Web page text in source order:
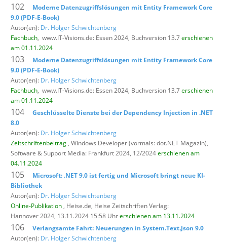
102
Moderne Datenzugriffslösungen mit Entity Framework Core
9.0 (PDF-E-Book)
Autor(en): Dr. Holger Schwichtenberg
Fachbuch, www.IT-Visions.de: Essen 2024, Buchversion 13.7erschienen
am 01.11.2024
103
Moderne Datenzugriffslösungen mit Entity Framework Core
9.0 (PDF-E-Book)
Autor(en): Dr. Holger Schwichtenberg
Fachbuch, www.IT-Visions.de: Essen 2024, Buchversion 13.7erschienen
am 01.11.2024
104
Geschlüsselte Dienste bei der Dependency Injection in .NET
8.0
Autor(en): Dr. Holger Schwichtenberg
Zeitschriftenbeitrag , Windows Developer (vormals: dot.NET Magazin),
Software & Support Media: Frankfurt 2024, 12/2024erschienen am
04.11.2024
105
Microsoft: .NET 9.0 ist fertig und Microsoft bringt neue KI-
Bibliothek
Autor(en): Dr. Holger Schwichtenberg
Online-Publikation , Heise.de, Heise Zeitschriften Verlag:
Hannover 2024, 13.11.2024 15:58 Uhrerschienen am 13.11.2024
106
Verlangsamte Fahrt: Neuerungen in System.Text.Json 9.0
Autor(en): Dr. Holger Schwichtenberg